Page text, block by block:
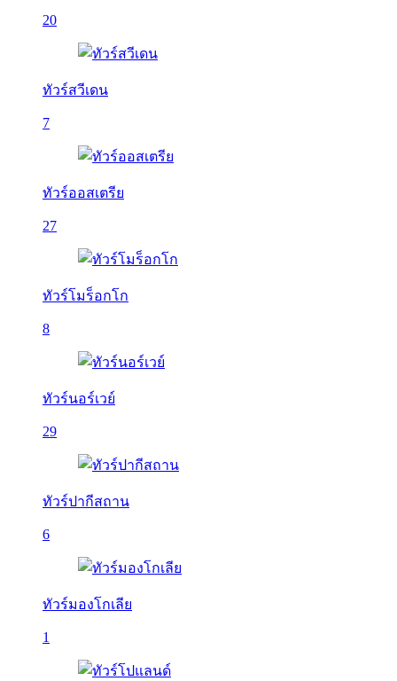
20
ทัวร์สวีเดน
7
ทัวร์ออสเตรีย
27
ทัวร์โมร็อกโก
8
ทัวร์นอร์เวย์
29
ทัวร์ปากีสถาน
6
ทัวร์มองโกเลีย
1